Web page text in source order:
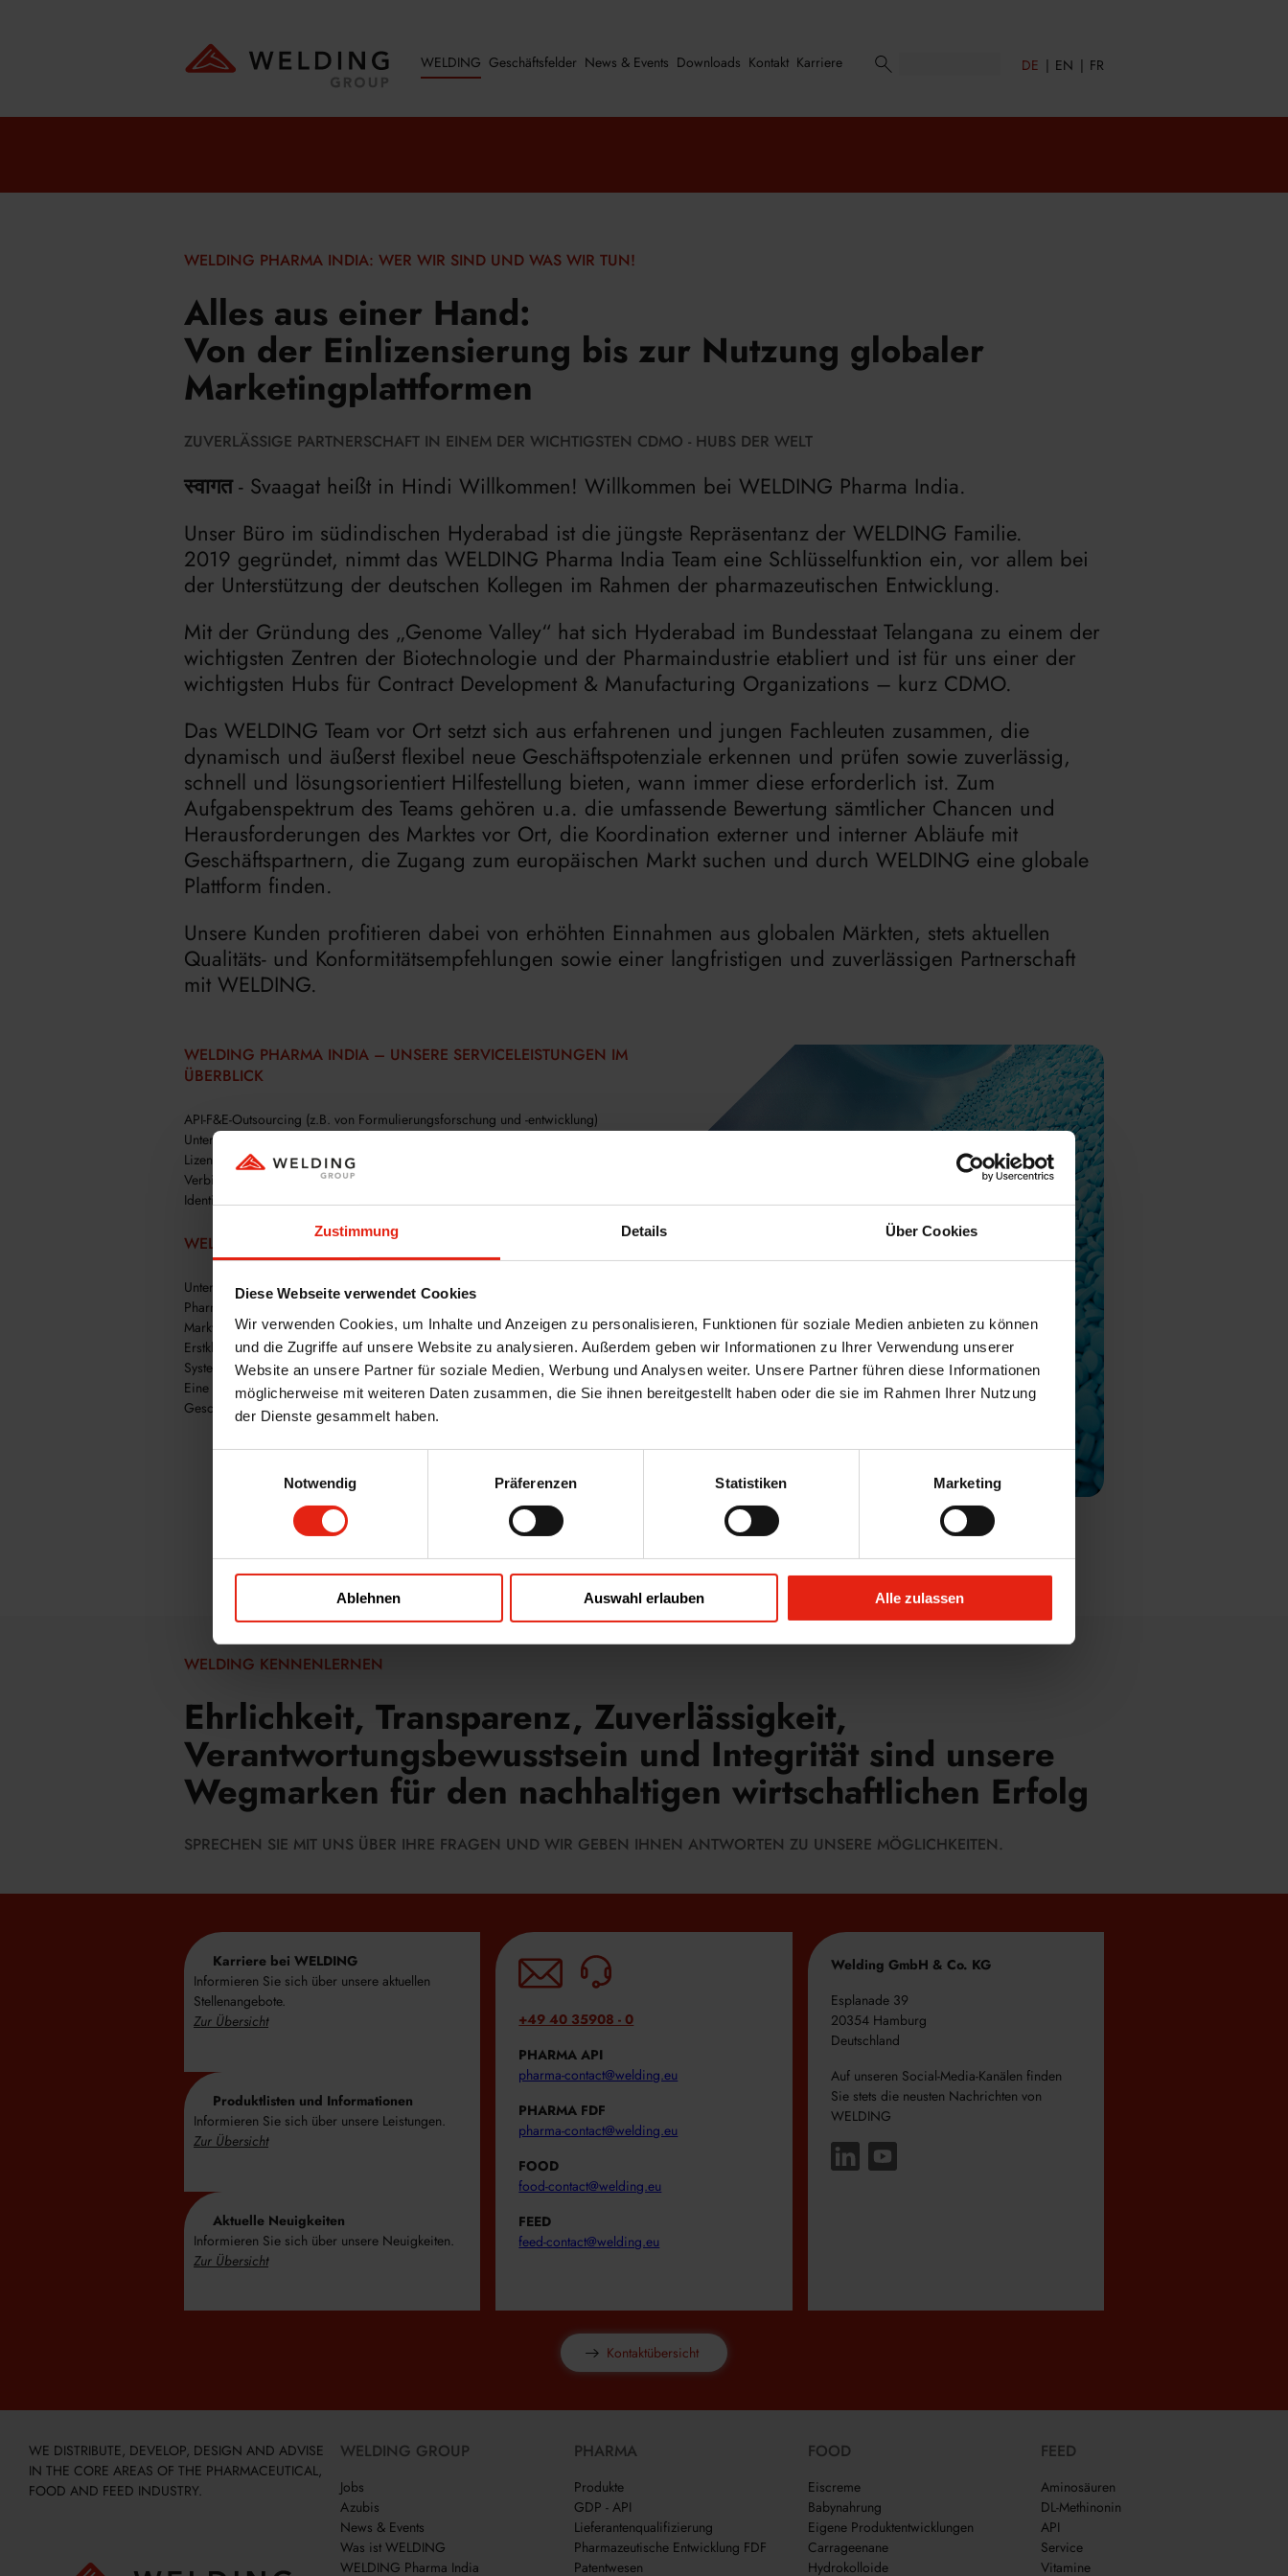
Zustimmung Details Über Cookies
Diese Webseite verwendet Cookies
Wir verwenden Cookies, um Inhalte und Anzeigen zu personalisieren, Funktionen für soziale Medien anbieten zu können
und die Zugriffe auf unsere Website zu analysieren. Außerdem geben wir Informationen zu Ihrer Verwendung unserer
Website an unsere Partner für soziale Medien, Werbung und Analysen weiter. Unsere Partner führen diese Informationen
möglicherweise mit weiteren Daten zusammen, die Sie ihnen bereitgestellt haben oder die sie im Rahmen Ihrer Nutzung
der Dienste gesammelt haben.
Notwendig
Präferenzen Statistiken Marketing
Ablehnen Auswahl erlauben Alle zulassen
WELDING Geschäftsfelder News & Events Downloads Kontakt Karriere DE EN FR
WELDING PHARMA INDIA: WER WIR SIND UND WAS WIR TUN!
Alles aus einer Hand:
Von der Einlizensierung bis zur Nutzung globaler
Marketingplattformen
ZUVERLÄSSIGE PARTNERSCHAFT IN EINEM DER WICHTIGSTEN CDMO - HUBS DER WELT
स्वागत- Svaagat heißt in Hindi Willkommen! Willkommen bei WELDING Pharma India.
Unser Büro im südindischen Hyderabad ist die jüngste Repräsentanz der WELDING Familie.
2019 gegründet, nimmt das WELDING Pharma India Team eine Schlüsselfunktion ein, vor allem bei
der Unterstützung der deutschen Kollegen im Rahmen der pharmazeutischen Entwicklung.
Mit der Gründung des „Genome Valley“ hat sich Hyderabad im Bundesstaat Telangana zu einem der
wichtigsten Zentren der Biotechnologie und der Pharmaindustrie etabliert und ist für uns einer der
wichtigsten Hubs für Contract Development & Manufacturing Organizations – kurz CDMO.
Das WELDING Team vor Ort setzt sich aus erfahrenen und jungen Fachleuten zusammen, die
dynamisch und äußerst flexibel neue Geschäftspotenziale erkennen und prüfen sowie zuverlässig,
schnell und lösungsorientiert Hilfestellung bieten, wann immer diese erforderlich ist. Zum
Aufgabenspektrum des Teams gehören u.a. die umfassende Bewertung sämtlicher Chancen und
Herausforderungen des Marktes vor Ort, die Koordination externer und interner Abläufe mit
Geschäftspartnern, die Zugang zum europäischen Markt suchen und durch WELDING eine globale
Plattform finden.
Unsere Kunden profitieren dabei von erhöhten Einnahmen aus globalen Märkten, stets aktuellen
Qualitäts- und Konformitätsempfehlungen sowie einer langfristigen und zuverlässigen Partnerschaft
mit WELDING.
WELDING PHARMA INDIA – UNSERE SERVICELEISTUNGEN IM
ÜBERBLICK
API-F&E-Outsourcing (z.B. von Formulierungsforschung und -entwicklung)
Unterstützung des deutschen Teams bei der Identifizierung von FDF- und API-
Lizenzierungsmöglichkeiten
Verbindungslink zwischen Kunden und deutschem Büro
Identifizierung neuer CDMO - Organisationen in Indien
WELDING PHARMA INDIA - MEHRWERT IST UNSER ERFOLG
Unterstützung und Erfahrung von einem etablierten und erfahrenen
Pharmaunternehmen
Marktzugang
Erstklassige Qualität und wissenschaftliches Feedback
Systematischer wissenschaftlicher Ansatz und Projektmanagement
Eine für beide Seiten vorteilhafte, langfristige und nachhaltige
Geschäftsbeziehung
WELDING KENNENLERNEN
Ehrlichkeit, Transparenz, Zuverlässigkeit,
Verantwortungsbewusstsein und Integrität sind unsere
Wegmarken für den nachhaltigen wirtschaftlichen Erfolg
SPRECHEN SIE MIT UNS ÜBER IHRE FRAGEN UND WIR GEBEN IHNEN ANTWORTEN ZU UNSERE MÖGLICHKEITEN.
Karriere bei WELDING
Informieren Sie sich über unsere aktuellen
Stellenangebote.
Zur Übersicht
Produktlisten und Informationen
Informieren Sie sich über unsere Leistungen.
Zur Übersicht
Aktuelle Neuigkeiten
Informieren Sie sich über unsere Neuigkeiten.
Zur Übersicht
+49 40 35908 - 0
PHARMA API
pharma-contact@welding.eu
PHARMA FDF
pharma-contact@welding.eu
FOOD
food-contact@welding.eu
FEED
feed-contact@welding.eu
Welding GmbH & Co. KG
Esplanade 39
20354 Hamburg
Deutschland
Auf unseren Social-Media-Kanälen finden
Sie stets die neusten Nachrichten von
WELDING
Kontaktübersicht
WE DISTRIBUTE, DEVELOP, DESIGN AND ADVISE
IN THE CORE AREAS OF THE PHARMACEUTICAL,
FOOD AND FEED INDUSTRY.
WELDING GROUP
Jobs
Azubis
News & Events
Was ist WELDING
WELDING Pharma India
PHARMA
Produkte
GDP - API
Lieferantenqualifizierung
Pharmazeutische Entwicklung FDF
Patentwesen
FOOD
Eiscreme
Babynahrung
Eigene Produktentwicklungen
Carrageenane
Hydrokolloide
FEED
Aminosäuren
DL-Methinonin
API
Service
Vitamine